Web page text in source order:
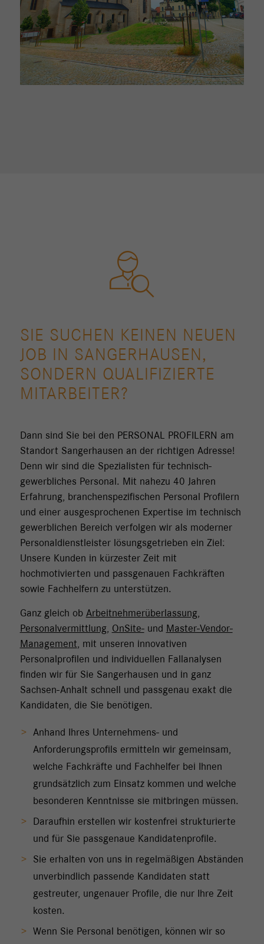
SIE SUCHEN KEINEN NEUEN
JOB IN SANGERHAUSEN,
SONDERN QUALIFIZIERTE
MITARBEITER?
Dann sind Sie bei den PERSONAL PROFILERN am
Standort Sangerhausen an der richtigen Adresse!
Denn wir sind die Spezialisten für technisch-
gewerbliches Personal. Mit nahezu 40 Jahren
Erfahrung, branchenspezifischen Personal Profilern
und einer ausgesprochenen Expertise im technisch
gewerblichen Bereich verfolgen wir als moderner
Personaldienstleister lösungsgetrieben ein Ziel:
Unsere Kunden in kürzester Zeit mit
hochmotivierten und passgenauen Fachkräften
sowie Fachhelfern zu unterstützen.
Ganz gleich ob Arbeitnehmerüberlassung,
Personalvermittlung, OnSite-und Master-Vendor-
Management, mit unseren innovativen
Personalprofilen und individuellen Fallanalysen
finden wir für Sie Sangerhausen und in ganz
Sachsen-Anhalt schnell und passgenau exakt die
Kandidaten, die Sie benötigen.
Anhand Ihres Unternehmens- und
Anforderungsprofils ermitteln wir gemeinsam,
welche Fachkräfte und Fachhelfer bei Ihnen
grundsätzlich zum Einsatz kommen und welche
besonderen Kenntnisse sie mitbringen müssen.
Daraufhin erstellen wir kostenfrei strukturierte
und für Sie passgenaue Kandidatenprofile.
Sie erhalten von uns in regelmäßigen Abständen
unverbindlich passende Kandidaten statt
gestreuter, ungenauer Profile, die nur Ihre Zeit
kosten.
Wenn Sie Personal benötigen, können wir so